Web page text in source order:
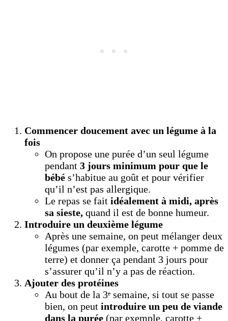
Commencer doucement avec un légume à la
fois
On propose une purée d’un seul légume
pendant 3 jours minimum pour que le
bébé s’habitue au goût et pour vérifier
qu’il n’est pas allergique.
Le repas se fait idéalement à midi, après
sa sieste, quand il est de bonne humeur.
Introduire un deuxième légume
Après une semaine, on peut mélanger deux
légumes (par exemple, carotte + pomme de
terre) et donner ça pendant 3 jours pour
s’assurer qu’il n’y a pas de réaction.
Ajouter des protéines
Au bout de la 3ᵉ semaine, si tout se passe
bien, on peut introduire un peu de viande
dans la purée (par exemple, carotte +